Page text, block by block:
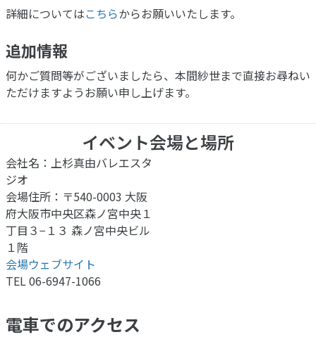
詳細についてはこちらからお願いいたします。
追加情報
何かご質問等がございましたら、本間紗世まで直接お尋ねい
ただけますようお願い申し上げます。
イベント会場と場所
会社名：上杉真由バレエスタ
ジオ
会場住所：〒540-0003 大阪
府大阪市中央区森ノ宮中央１
丁目３−１３ 森ノ宮中央ビル
１階
会場ウェブサイト
TEL 06-6947-1066
電車でのアクセス